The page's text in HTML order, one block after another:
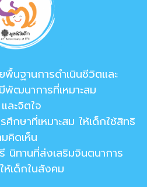
นฐานการดำเนินชีวิตและ
ฒนาการที่เหมาะสม
ะจิตใจ
กษาที่เหมาะสม ให้เด็กใช้สิทธิ
คิดเห็น
นิทานที่ส่งเสริมจินตนาการ
ห้เด็กในสังคม